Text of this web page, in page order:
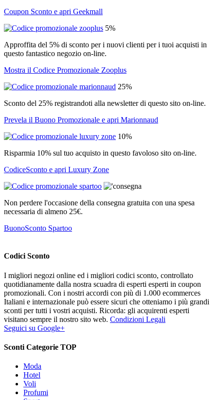
Coupon Sconto e apri Geekmall
5%
Approffita del 5% di sconto per i nuovi clienti per i tuoi acquisti in
questo fantastico negozio on-line.
Mostra il Codice Promozionale Zooplus
25%
Sconto del 25% registrandoti alla newsletter di questo sito on-line.
Prevela il Buono Promozionale e apri Marionnaud
10%
Risparmia 10% sul tuo acquisto in questo favoloso sito on-line.
CodiceSconto e apri Luxury Zone
Non perdere l'occasione della consegna gratuita con una spesa
necessaria di almeno 25€.
BuonoSconto Spartoo
Codici Sconto
I migliori negozi online ed i migliori codici sconto, controllato
quotidianamente dalla nostra scuadra di esperti esperti in coupon
promozionali. Con i nostri accordi con più di 1.000 ecommerces
Italiani e internazionale può essere sicuri che otteniamo i più grandi
sconti per tutti i vostri acquisti. Ricorda: gli acquirenti esperti
visitano sempre il nostro sito web. Condizioni Legali
Seguici su Google+
Sconti Categorie TOP
Moda
Hotel
Voli
Profumi